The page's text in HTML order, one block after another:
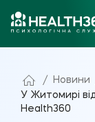
/ Новини
У Житомирі
Health360